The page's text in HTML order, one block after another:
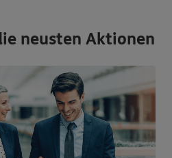
neusten Aktionen